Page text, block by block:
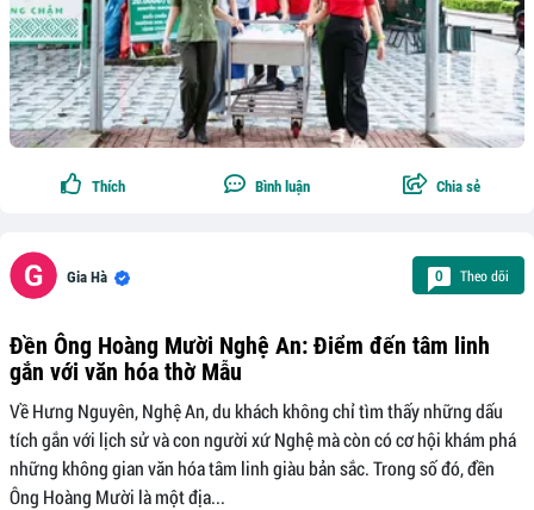
Thích Bình luận Chia sẻ
Gia Hà 0 Theo dõi
Đền Ông Hoàng Mười Nghệ An: Điểm đến tâm linh
gắn với văn hóa thờ Mẫu
Về Hưng Nguyên, Nghệ An, du khách không chỉ tìm thấy những dấu
tích gắn với lịch sử và con người xứ Nghệ mà còn có cơ hội khám phá
những không gian văn hóa tâm linh giàu bản sắc. Trong số đó, đền
Ông Hoàng Mười là một địa...